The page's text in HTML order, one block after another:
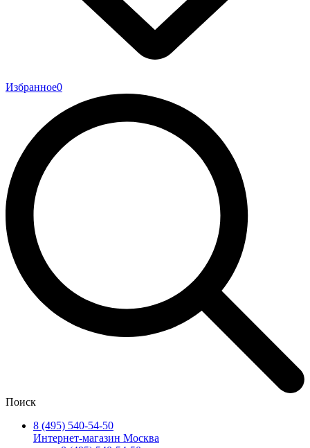
Избранное0
Поиск
8 (495) 540-54-50
Интернет-магазин Москва